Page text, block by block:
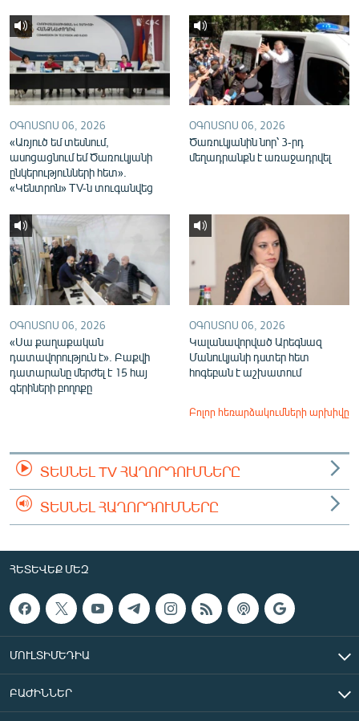
English
Русский
ՀԵՏԵՎԵՔ ՄԵԶ
«Ազատության» բոլոր կայքերը
ՕԳՈՍՏՈՍ 06, 2026
«Առյուծ եմ տեսնում,
ասոցացնում եմ Ծառուկյանի
ընկերությունների հետ».
«Կենտրոն» TV-ն տուգանվեց
ՕԳՈՍՏՈՍ 06, 2026
Ծառուկյանին նոր՝ 3-րդ
մեղադրանքն է առաջադրվել
ՕԳՈՍՏՈՍ 06, 2026
«Սա քաղաքական
դատավորություն է». Բաքվի
դատարանը մերժել է 15 հայ
գերիների բողոքը
ՕԳՈՍՏՈՍ 06, 2026
Կալանավորված Արեգնազ
Մանուկյանի դստեր հետ
հոգեբան է աշխատում
Բոլոր հեռարձակումների արխիվը
ՏԵՍՆԵԼ TV ՀԱՂՈՐԴՈՒՄՆԵՐԸ
ՏԵՍՆԵԼ ՀԱՂՈՐԴՈՒՄՆԵՐԸ
ՀԵՏԵՎԵՔ ՄԵԶ
ՄՈՒԼՏԻՄԵԴԻԱ
ԲԱԺԻՆՆԵՐ